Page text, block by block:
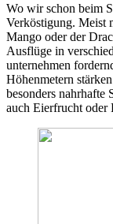
Wo wir schon beim
Verköstigung. Meist
Mango oder der
Ausflüge in
unternehmen
Höhenmetern
besonders nahrhafte
auch Eierfrucht oder